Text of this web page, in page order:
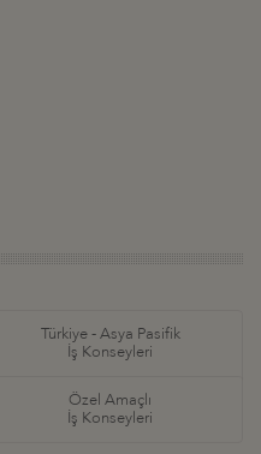
Türkiye - Asya Pasifik
İş Konseyleri
Özel Amaçlı
İş Konseyleri